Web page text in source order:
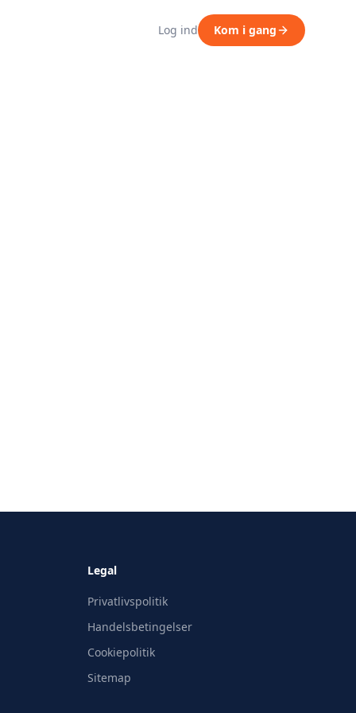
Log ind Kom i gang
Legal
Privatlivspolitik
Handelsbetingelser
Cookiepolitik
Sitemap